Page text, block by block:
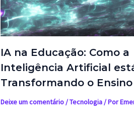
IA na Educação: Como a
Inteligência Artificial
Transformando o
Deixe um comentário /Tecnologia/ Por